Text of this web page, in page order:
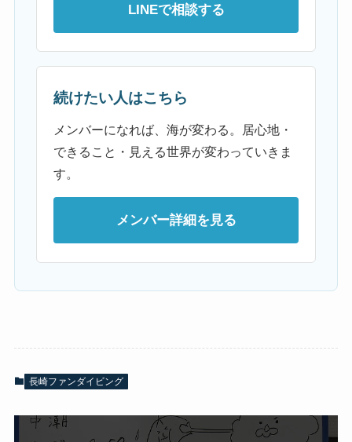
LINEで相談する
続けたい人はこちら
メンバーになれば、海が変わる。居心地・
できること・見える世界が変わっていきま
す。
メンバー詳細を見る
長崎ファンダイビング